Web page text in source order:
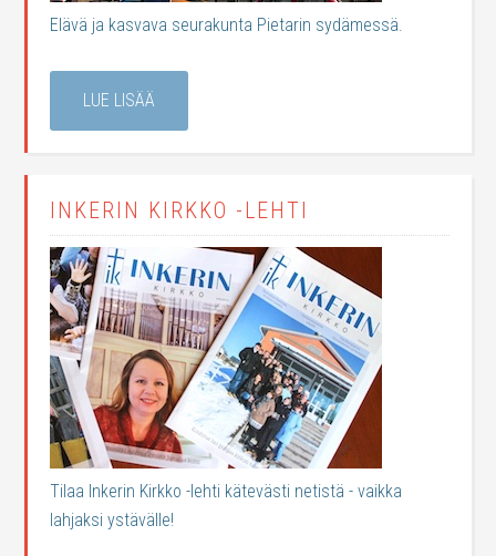
Elävä ja kasvava seurakunta Pietarin sydämessä.
LUE LISÄÄ
INKERIN KIRKKO -LEHTI
Tilaa Inkerin Kirkko -lehti kätevästi netistä - vaikka
lahjaksi ystävälle!